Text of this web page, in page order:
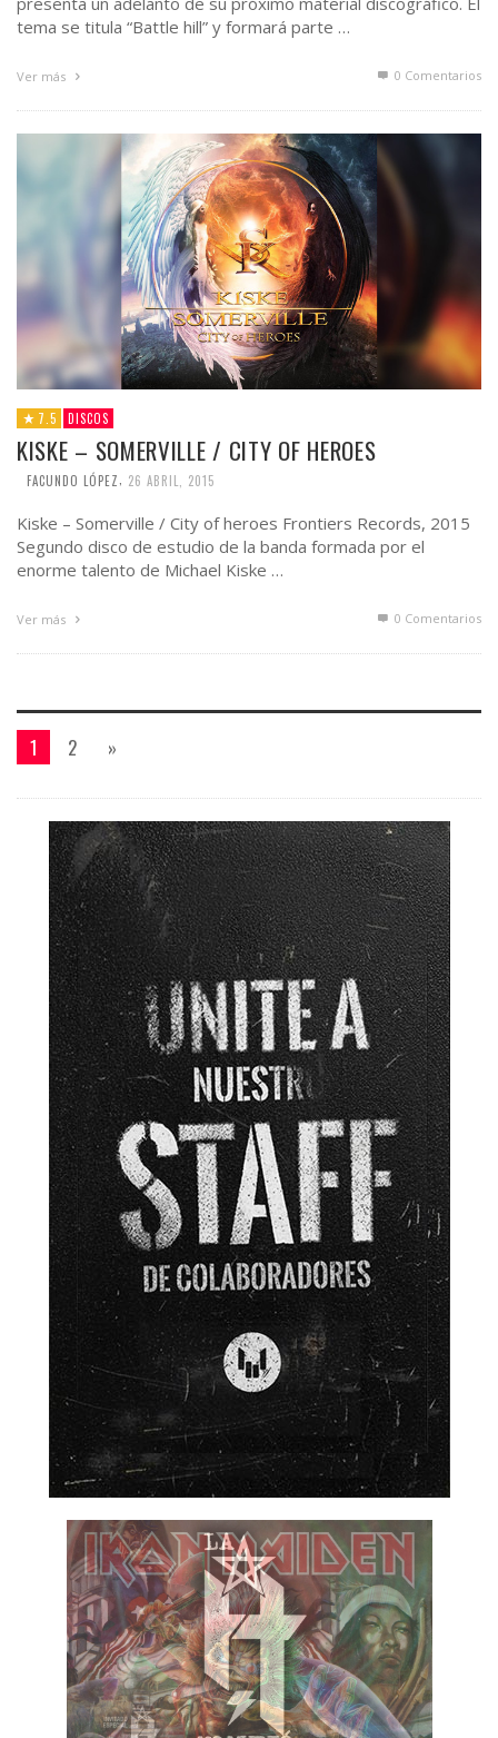
tema se titula “Battle hill” y formará parte …
Ver más 0 Comentarios
7.5 DISCOS
KISKE – SOMERVILLE / CITY OF HEROES
FACUNDO LÓPEZ 26 ABRIL, 2015
Kiske – Somerville / City of heroes Frontiers Records, 2015
Segundo disco de estudio de la banda formada por el
enorme talento de Michael Kiske …
Ver más 0 Comentarios
1 2 »